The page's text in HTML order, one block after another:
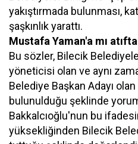
yakıştırmada bulunması,
şaşkınlık yarattı.
Mustafa Yaman'a mı
Bu sözler, Bilecik
yöneticisi olan ve aynı
Belediye Başkan Adayı
bulunulduğu şeklinde
Bakkalcıoğlu'nun bu
yüksekliğinden Bilecik